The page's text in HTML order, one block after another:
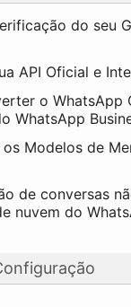
do seu
API Oficial e
o WhatsApp
WhatsApp
Modelos de
de conversas
nuvem do